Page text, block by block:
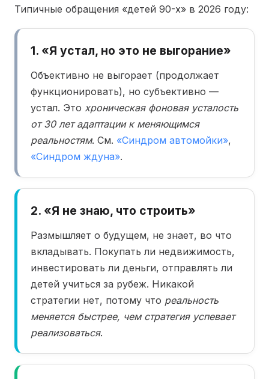
Типичные обращения «детей 90-х» в 2026 году:
1. «Я устал, но это не выгорание»
Объективно не выгорает (продолжает
функционировать), но субъективно —
устал. Это хроническая фоновая усталость
от 30 лет адаптации к меняющимся
реальностям. См. «Синдром автомойки»,
«Синдром ждуна».
2. «Я не знаю, что строить»
Размышляет о будущем, не знает, во что
вкладывать. Покупать ли недвижимость,
инвестировать ли деньги, отправлять ли
детей учиться за рубеж. Никакой
стратегии нет, потому что реальность
меняется быстрее, чем стратегия успевает
реализоваться.